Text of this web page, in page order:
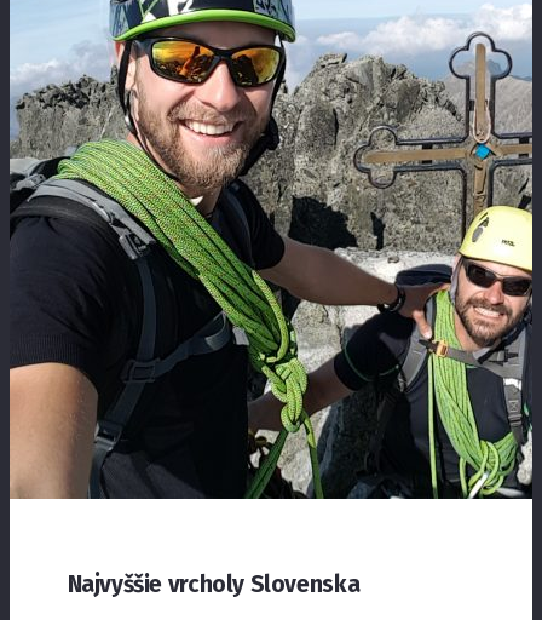
Najvyššie vrcholy Slovenska